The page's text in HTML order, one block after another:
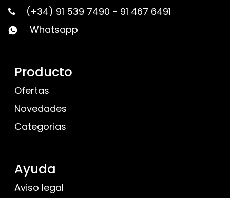
(+34) 91 539 7490 - 91 467 6491
Whatsapp
Producto
Ofertas
Novedades
Categorias
Ayuda
Aviso legal